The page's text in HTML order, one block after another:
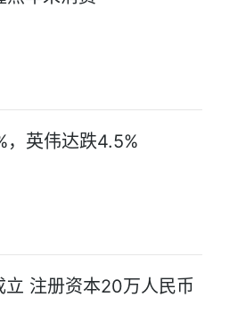
，英伟达跌4.5%
注册资本20万人民币